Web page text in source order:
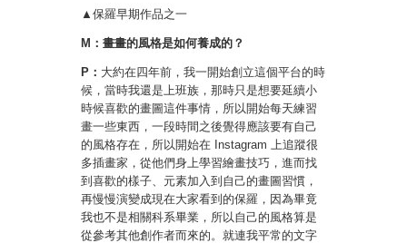
▲保羅早期作品之一
M：畫畫的風格是如何養成的？
P： 大約在四年前，我一開始創立這個平台的時
候，當時我還是上班族，那時只是想要延續小
時候喜歡的畫圖這件事情，所以開始每天練習
畫一些東西，一段時間之後覺得應該要有自己
的風格存在，所以開始在 Instagram 上追蹤很
多插畫家，從他們身上學習繪畫技巧，進而找
到喜歡的樣子、元素加入到自己的畫圖習慣，
再慢慢演變成現在大家看到的保羅，因為畢竟
我也不是相關科系畢業，所以自己的風格算是
從參考其他創作者而來的。就連我平常的文字